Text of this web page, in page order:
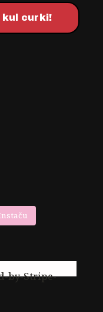
kul curki!